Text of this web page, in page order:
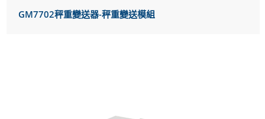
GM7702秤重變送器-秤重變送模組